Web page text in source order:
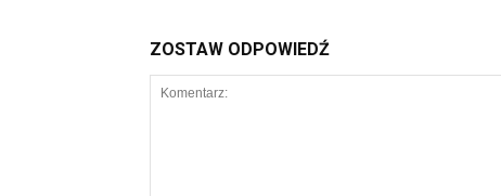
ZOSTAW ODPOWIEDŹ